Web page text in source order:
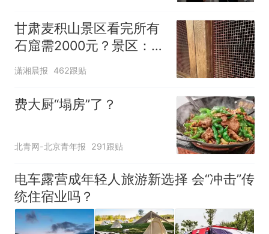
甘肃麦积山景区看完所有
石窟需2000元？景区：部
分石窟受特别保护，游客
潇湘晨报 462跟贴
费大厨“塌房”了？
北青网-北京青年报 291跟贴
电车露营成年轻人旅游新选择 会“冲击”传
统住宿业吗？